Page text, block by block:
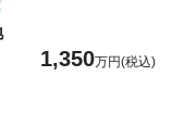
1,350万円(税込)